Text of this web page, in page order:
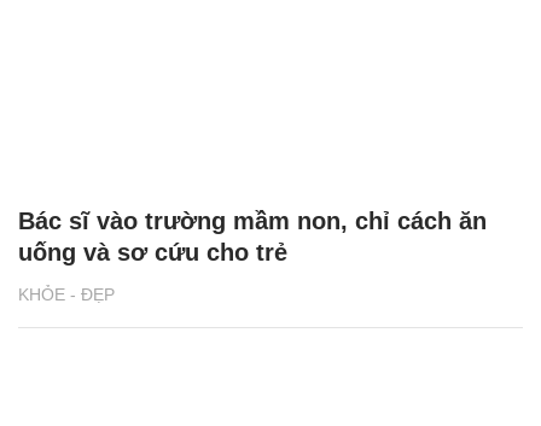
KHỎE - ĐẸP
Bác sĩ vào trường mầm non, chỉ cách ăn
uống và sơ cứu cho trẻ